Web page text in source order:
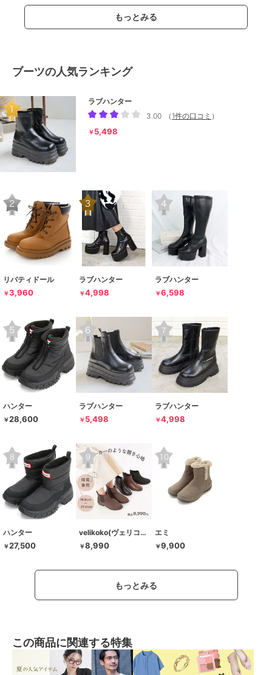
もっとみる
ブーツの人気ランキング
ラブハンター
3.00
（ 1件の口コミ ）
￥ 5,498
リバティドール
￥3,960
ラブハンター
￥4,998
ラブハンター
￥6,598
ハンター
￥28,600
ラブハンター
￥ 5,498
ラブハンター
￥4,998
ハンター
￥27,500
velikoko(ヴェリココ）
￥8,990
エミ
￥9,900
もっとみる
この商品に関連する特集